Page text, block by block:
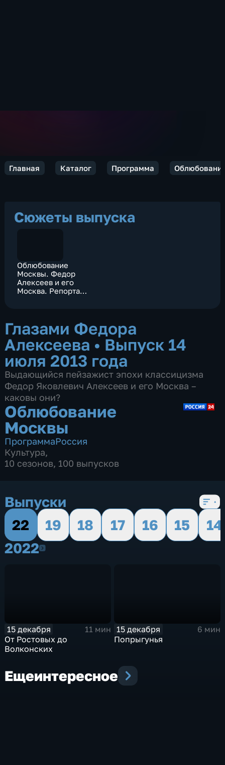
Главная Каталог Программа
Сюжеты выпуска
Облюбование
Москвы. Федор
Алексеев и его
Москва. Репортаж
Глазами Федора
Алексеева • Выпуск 14
июля 2013 года
Выдающийся пейзажист эпохи классицизма
Федор Яковлевич Алексеев и его Москва –
каковы они?
Облюбование
Москвы
ПрограммаРоссия
Культура,
10 сезонов, 100 выпусков
Выпуски
22
19 18 17 16 15
14
20222022
15 декабря
11 мин
От Ростовых до
Волконских
15 декабря
6 мин
Попрыгунья
Ещеинтересное